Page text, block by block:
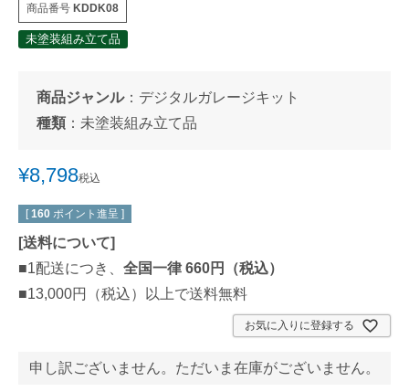
商品番号 KDDK08
未塗装組み立て品
商品ジャンル： デジタルガレージキット
種類 ： 未塗装組み立て品
¥8,798税込
[ 160 ポイント進呈 ]
[送料について]
■1配送につき、 全国一律 660円（税込）
■13,000円（税込）以上で送料無料
お気に入りに登録する
申し訳ございません。ただいま在庫がございません。